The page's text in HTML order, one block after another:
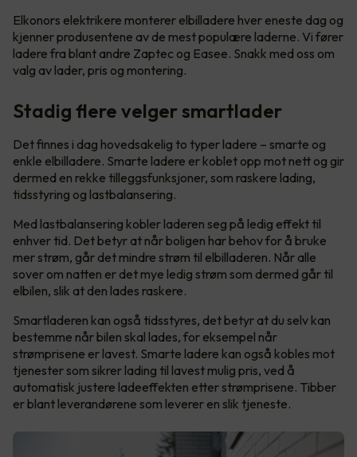
Elkonors elektrikere monterer elbilladere hver eneste dag og
kjenner produsentene av de mest populære laderne. Vi fører
ladere fra blant andre Zaptec og Easee. Snakk med oss om
valg av lader, pris og montering.
Stadig flere velger smartlader
Det finnes i dag hovedsakelig to typer ladere – smarte og
enkle elbilladere. Smarte ladere er koblet opp mot nett og gir
dermed en rekke tilleggsfunksjoner, som raskere lading,
tidsstyring og lastbalansering.
Med lastbalansering kobler laderen seg på ledig effekt til
enhver tid. Det betyr at når boligen har behov for å bruke
mer strøm, går det mindre strøm til elbilladeren. Når alle
sover om natten er det mye ledig strøm som dermed går til
elbilen, slik at den lades raskere.
Smartladeren kan også tidsstyres, det betyr at du selv kan
bestemme når bilen skal lades, for eksempel når
strømprisene er lavest. Smarte ladere kan også kobles mot
tjenester som sikrer lading til lavest mulig pris, ved å
automatisk justere ladeeffekten etter strømprisene. Tibber
er blant leverandørene som leverer en slik tjeneste.